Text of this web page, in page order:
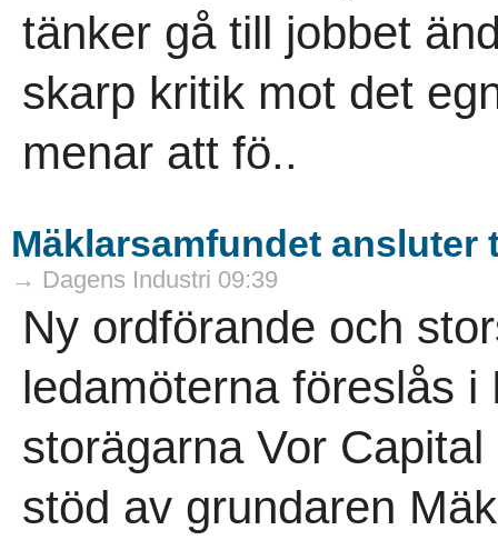
tänker gå till jobbet
skarp kritik mot det
menar att fö..
Mäklarsamfundet
→ Dagens Industri 09:39
Ny ordförande och
ledamöterna föreslås
storägarna Vor
stöd av grundaren